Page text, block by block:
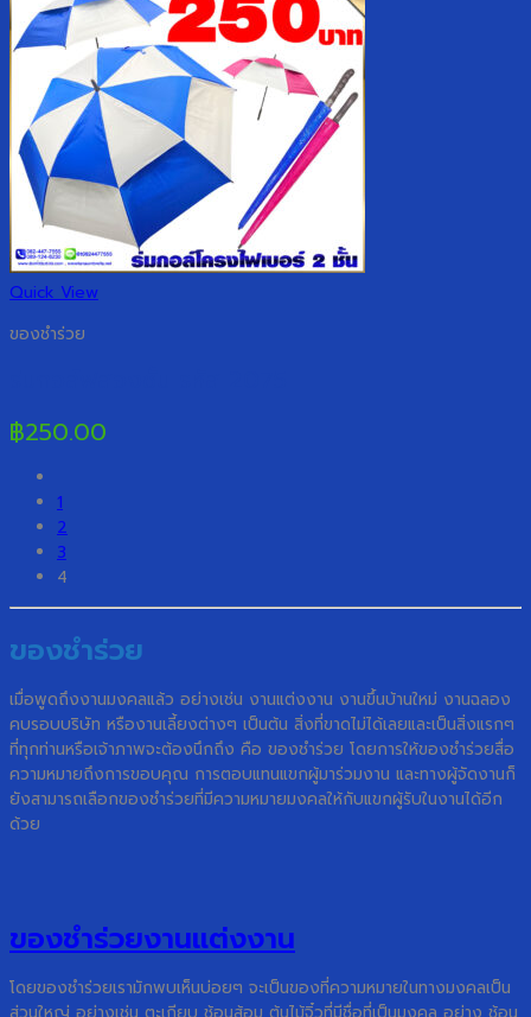
Quick View
ของชำร่วย
฿250.00
1
2
3
4
ของชำร่วย
เมื่อพูดถึงงานมงคลแล้ว อย่างเช่น งานแต่งงาน งานขึ้นบ้านใหม่ งานฉลอง
คบรอบบริษัท หรืองานเลี้ยงต่างๆ เป็นต้น สิ่งที่ขาดไม่ได้เลยและเป็นสิ่งแรกๆ
ที่ทุกท่านหรือเจ้าภาพจะต้องนึกถึง คือ ของชำร่วย โดยการให้ของชำร่วยสื่อ
ความหมายถึงการขอบคุณ การตอบแทนแขกผู้มาร่วมงาน และทางผู้จัดงานก็
ยังสามารถเลือกของชำร่วยที่มีความหมายมงคลให้กับแขกผู้รับในงานได้อีก
ด้วย
ของชำร่วยงานแต่งงาน
โดยของชำร่วยเรามักพบเห็นบ่อยๆ จะเป็นของที่ความหมายในทางมงคลเป็น